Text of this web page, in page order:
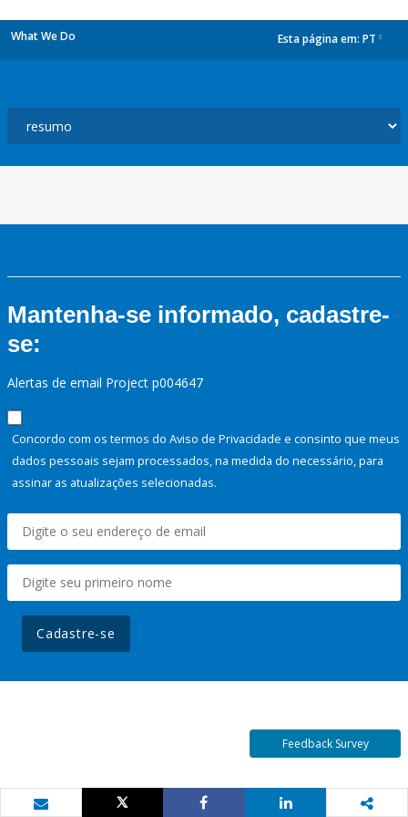
What We Do Esta página em: PT
Mantenha-se informado, cadastre-
se:
Alertas de email Project p004647
Concordo com os termos do Aviso de Privacidade e consinto que meus
dados pessoais sejam processados, na medida do necessário, para
assinar as atualizações selecionadas.
Cadastre-se
Feedback Survey